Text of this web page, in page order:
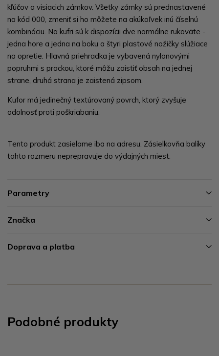
kľúčov a visiacich zámkov. Všetky zámky sú prednastavené
na kód 000, zmeniť si ho môžete na akúkoľvek inú číselnú
kombináciu. Na kufri sú k dispozícii dve normálne rukoväte -
jedna hore a jedna na boku a štyri plastové nožičky slúžiace
na opretie. Hlavná priehradka je vybavená nylonovými
popruhmi s prackou, ktoré môžu zaistiť obsah na jednej
strane, druhá strana je zaistená zipsom.
Kufor má jedinečný textúrovaný povrch, ktorý zvyšuje
odolnosť proti poškriabaniu.
Tento produkt zasielame iba na adresu. Zásielkovňa balíky
tohto rozmeru neprepravuje do výdajných miest.
Parametry
Značka
Doprava a platba
Podobné produkty